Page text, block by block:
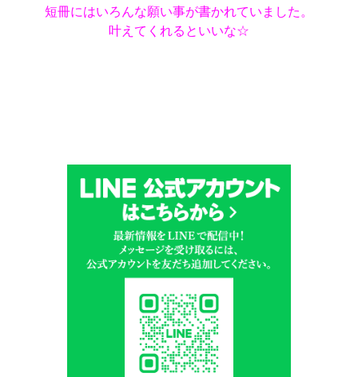
短冊にはいろんな願い事が書かれていました。
叶えてくれるといいな☆